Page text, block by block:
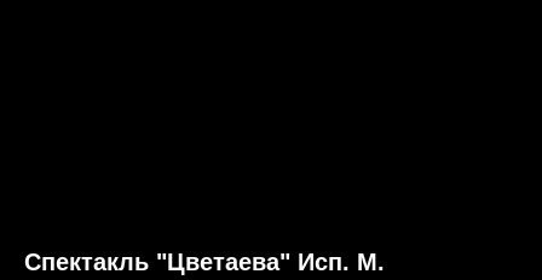
Спектакль "Цветаева" Исп. М.